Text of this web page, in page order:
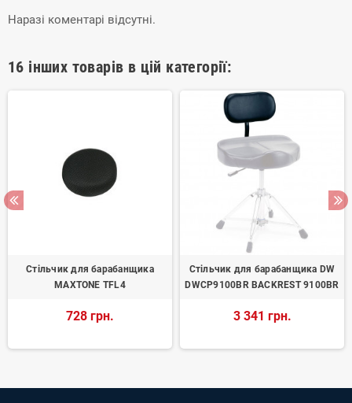
Наразі коментарі відсутні.
16 інших товарів в цій категорії:
Стільчик для барабанщика
MAXTONE TFL4
728 грн.
Стільчик для барабанщика DW
DWCP9100BR BACKREST 9100BR
3 341 грн.